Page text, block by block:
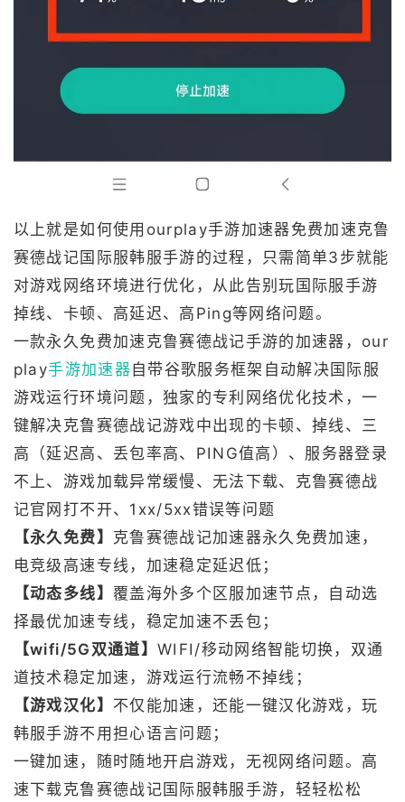
以上就是如何使用ourplay手游加速器免费加速克鲁
赛德战记国际服韩服手游的过程，只需简单3步就能
对游戏网络环境进行优化，从此告别玩国际服手游
掉线、卡顿、高延迟、高Ping等网络问题。
一款永久免费加速克鲁赛德战记手游的加速器，our
play手游加速器自带谷歌服务框架自动解决国际服
游戏运行环境问题，独家的专利网络优化技术，一
键解决克鲁赛德战记游戏中出现的卡顿、掉线、三
高（延迟高、丢包率高、PING值高）、服务器登录
不上、游戏加载异常缓慢、无法下载、克鲁赛德战
记官网打不开、1xx/5xx错误等问题
【永久免费】 克鲁赛德战记加速器永久免费加速，
电竞级高速专线，加速稳定延迟低；
【动态多线】 覆盖海外多个区服加速节点，自动选
择最优加速专线，稳定加速不丢包；
【wifi/5G双通道】 WIFI/移动网络智能切换，双通
道技术稳定加速，游戏运行流畅不掉线；
【游戏汉化】 不仅能加速，还能一键汉化游戏，玩
韩服手游不用担心语言问题；
一键加速，随时随地开启游戏，无视网络问题。高
速下载克鲁赛德战记国际服韩服手游，轻轻松松